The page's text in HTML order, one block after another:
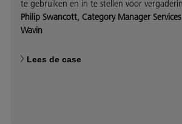
te gebruiken en in te stellen voor
Philip Swancott, Category Manager
Wavin
Lees de case